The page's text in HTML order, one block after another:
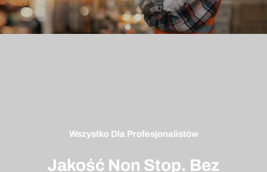
Wszystko Dla Profesjonalistów
Jakość Non Stop. Bez